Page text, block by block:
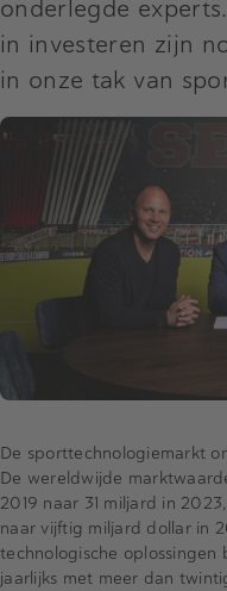
onderlegde
in investeren zijn
in onze tak van
De sporttechnologiemarkt
De wereldwijde
2019 naar 31 miljard in
naar vijftig miljard dollar in
technologische
jaarlijks met meer dan